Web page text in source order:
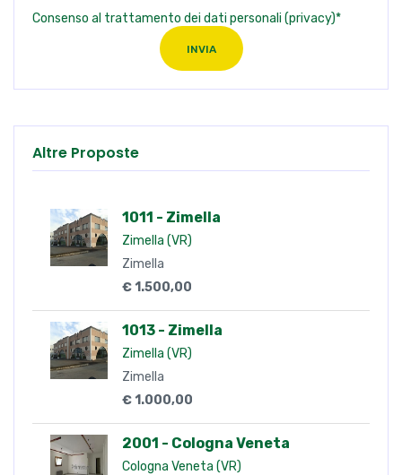
Consenso al trattamento dei dati personali (privacy)*
INVIA
Altre Proposte
1011 - Zimella
Zimella (VR)
Zimella
€ 1.500,00
1013 - Zimella
Zimella (VR)
Zimella
€ 1.000,00
2001 - Cologna Veneta
Cologna Veneta (VR)